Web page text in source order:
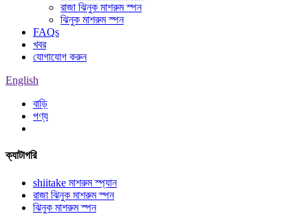
রাজা ঝিনুক মাশরুম স্পন
ঝিনুক মাশরুম স্পন
FAQs
খবর
যোগাযোগ করুন
English
বাড়ি
পণ্য
ক্যাটাগরি
shiitake মাশরুম স্প্যান
রাজা ঝিনুক মাশরুম স্পন
ঝিনুক মাশরুম স্পন